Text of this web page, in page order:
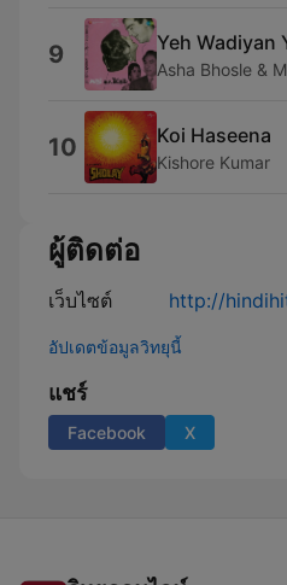
9 Yeh Wadiyan
Asha Bhosle &
10 Koi Haseena
Kishore Kumar
ผู้ติดต่อ
เว็บไซต์ http://
อัปเดตข้อมูลวิทยุนี้
แชร์
Facebook X